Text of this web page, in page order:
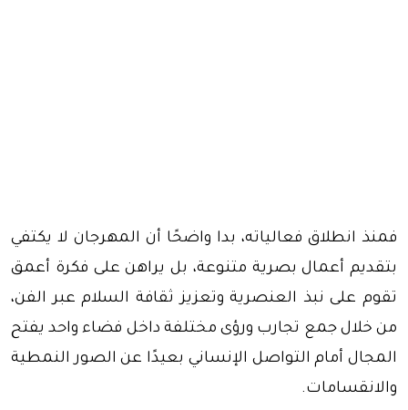
فمنذ انطلاق فعالياته، بدا واضحًا أن المهرجان لا يكتفي
بتقديم أعمال بصرية متنوعة، بل يراهن على فكرة أعمق
تقوم على نبذ العنصرية وتعزيز ثقافة السلام عبر الفن،
من خلال جمع تجارب ورؤى مختلفة داخل فضاء واحد يفتح
المجال أمام التواصل الإنساني بعيدًا عن الصور النمطية
والانقسامات.